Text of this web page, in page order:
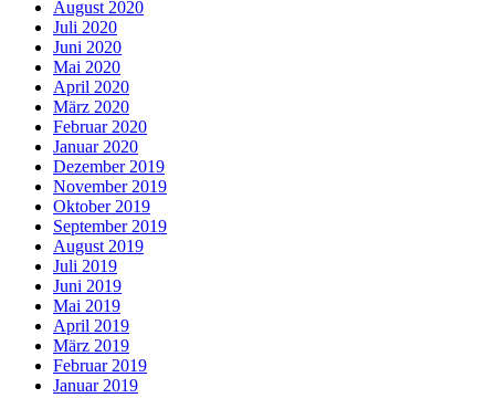
August 2020
Juli 2020
Juni 2020
Mai 2020
April 2020
März 2020
Februar 2020
Januar 2020
Dezember 2019
November 2019
Oktober 2019
September 2019
August 2019
Juli 2019
Juni 2019
Mai 2019
April 2019
März 2019
Februar 2019
Januar 2019